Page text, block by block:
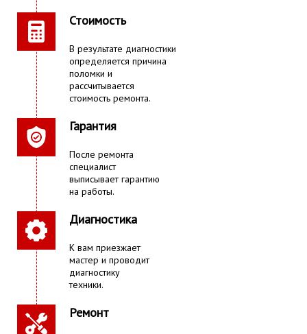
Стоимость
В результате диагностики
определяется причина
поломки и
рассчитывается
стоимость ремонта.
Гарантия
После ремонта
специалист
выписывает гарантию
на работы.
Диагностика
К вам приезжает
мастер и проводит
диагностику
техники.
Ремонт